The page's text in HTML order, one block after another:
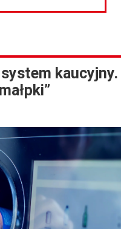
kaucyjny.